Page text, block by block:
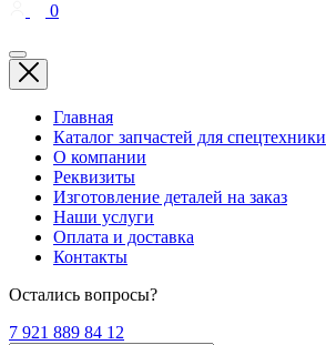
0
Главная
Каталог запчастей для спецтехники
О компании
Реквизиты
Изготовление деталей на заказ
Наши услуги
Оплата и доставка
Контакты
Остались вопросы?
7 921 889 84 12